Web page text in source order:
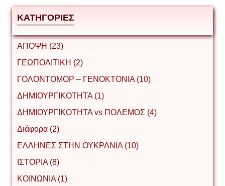
ΚΑΤΗΓΟΡΙΕΣ
ΑΠΟΨΗ (23)
ΓΕΩΠΟΛΙΤΙΚΗ (2)
ΓΟΛΟΝΤΟΜΟΡ – ΓΕΝΟΚΤΟΝΙΑ (10)
ΔΗΜΙΟΥΡΓΙΚΟΤΗΤΑ (1)
ΔΗΜΙΟΥΡΓΙΚΟΤΗΤΑ vs ΠΟΛΕΜΟΣ (4)
Διάφορα (2)
ΕΛΛΗΝΕΣ ΣΤΗΝ ΟΥΚΡΑΝΙΑ (10)
ΙΣΤΟΡΙΑ (8)
ΚΟΙΝΩΝΙΑ (1)